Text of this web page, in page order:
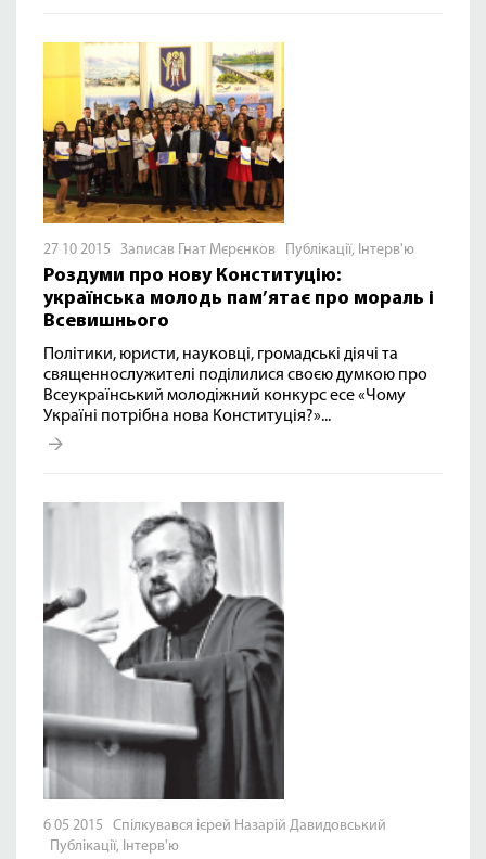
27 10 2015 Записав Гнат Мєрєнков Публікації, Інтерв'ю
Роздуми про нову Конституцію:
українська молодь пам’ятає про мораль і
Всевишнього
Політики, юристи, науковці, громадські діячі та
священнослужителі поділилися своєю думкою про
Всеукраїнський молодіжний конкурс есе «Чому
Україні потрібна нова Конституція?»...
6 05 2015 Спілкувався ієрей Назарій Давидовський
Публікації, Інтерв'ю